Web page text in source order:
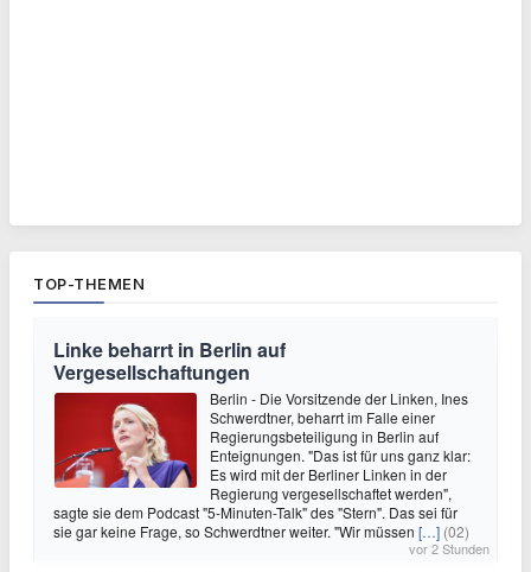
TOP-THEMEN
Linke beharrt in Berlin auf
Vergesellschaftungen
Berlin - Die Vorsitzende der Linken, Ines
Schwerdtner, beharrt im Falle einer
Regierungsbeteiligung in Berlin auf
Enteignungen. "Das ist für uns ganz klar:
Es wird mit der Berliner Linken in der
Regierung vergesellschaftet werden",
sagte sie dem Podcast "5-Minuten-Talk" des "Stern". Das sei für
sie gar keine Frage, so Schwerdtner weiter. "Wir müssen […] (02)
vor 2 Stunden